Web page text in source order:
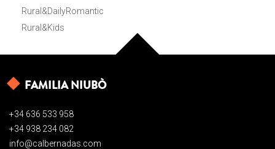
Rural&DailyRomantic
Rural&Kids
FAMILIA NIUBÒ
+34 636 533 958
+34 938 234 082
info@calbernadas.com